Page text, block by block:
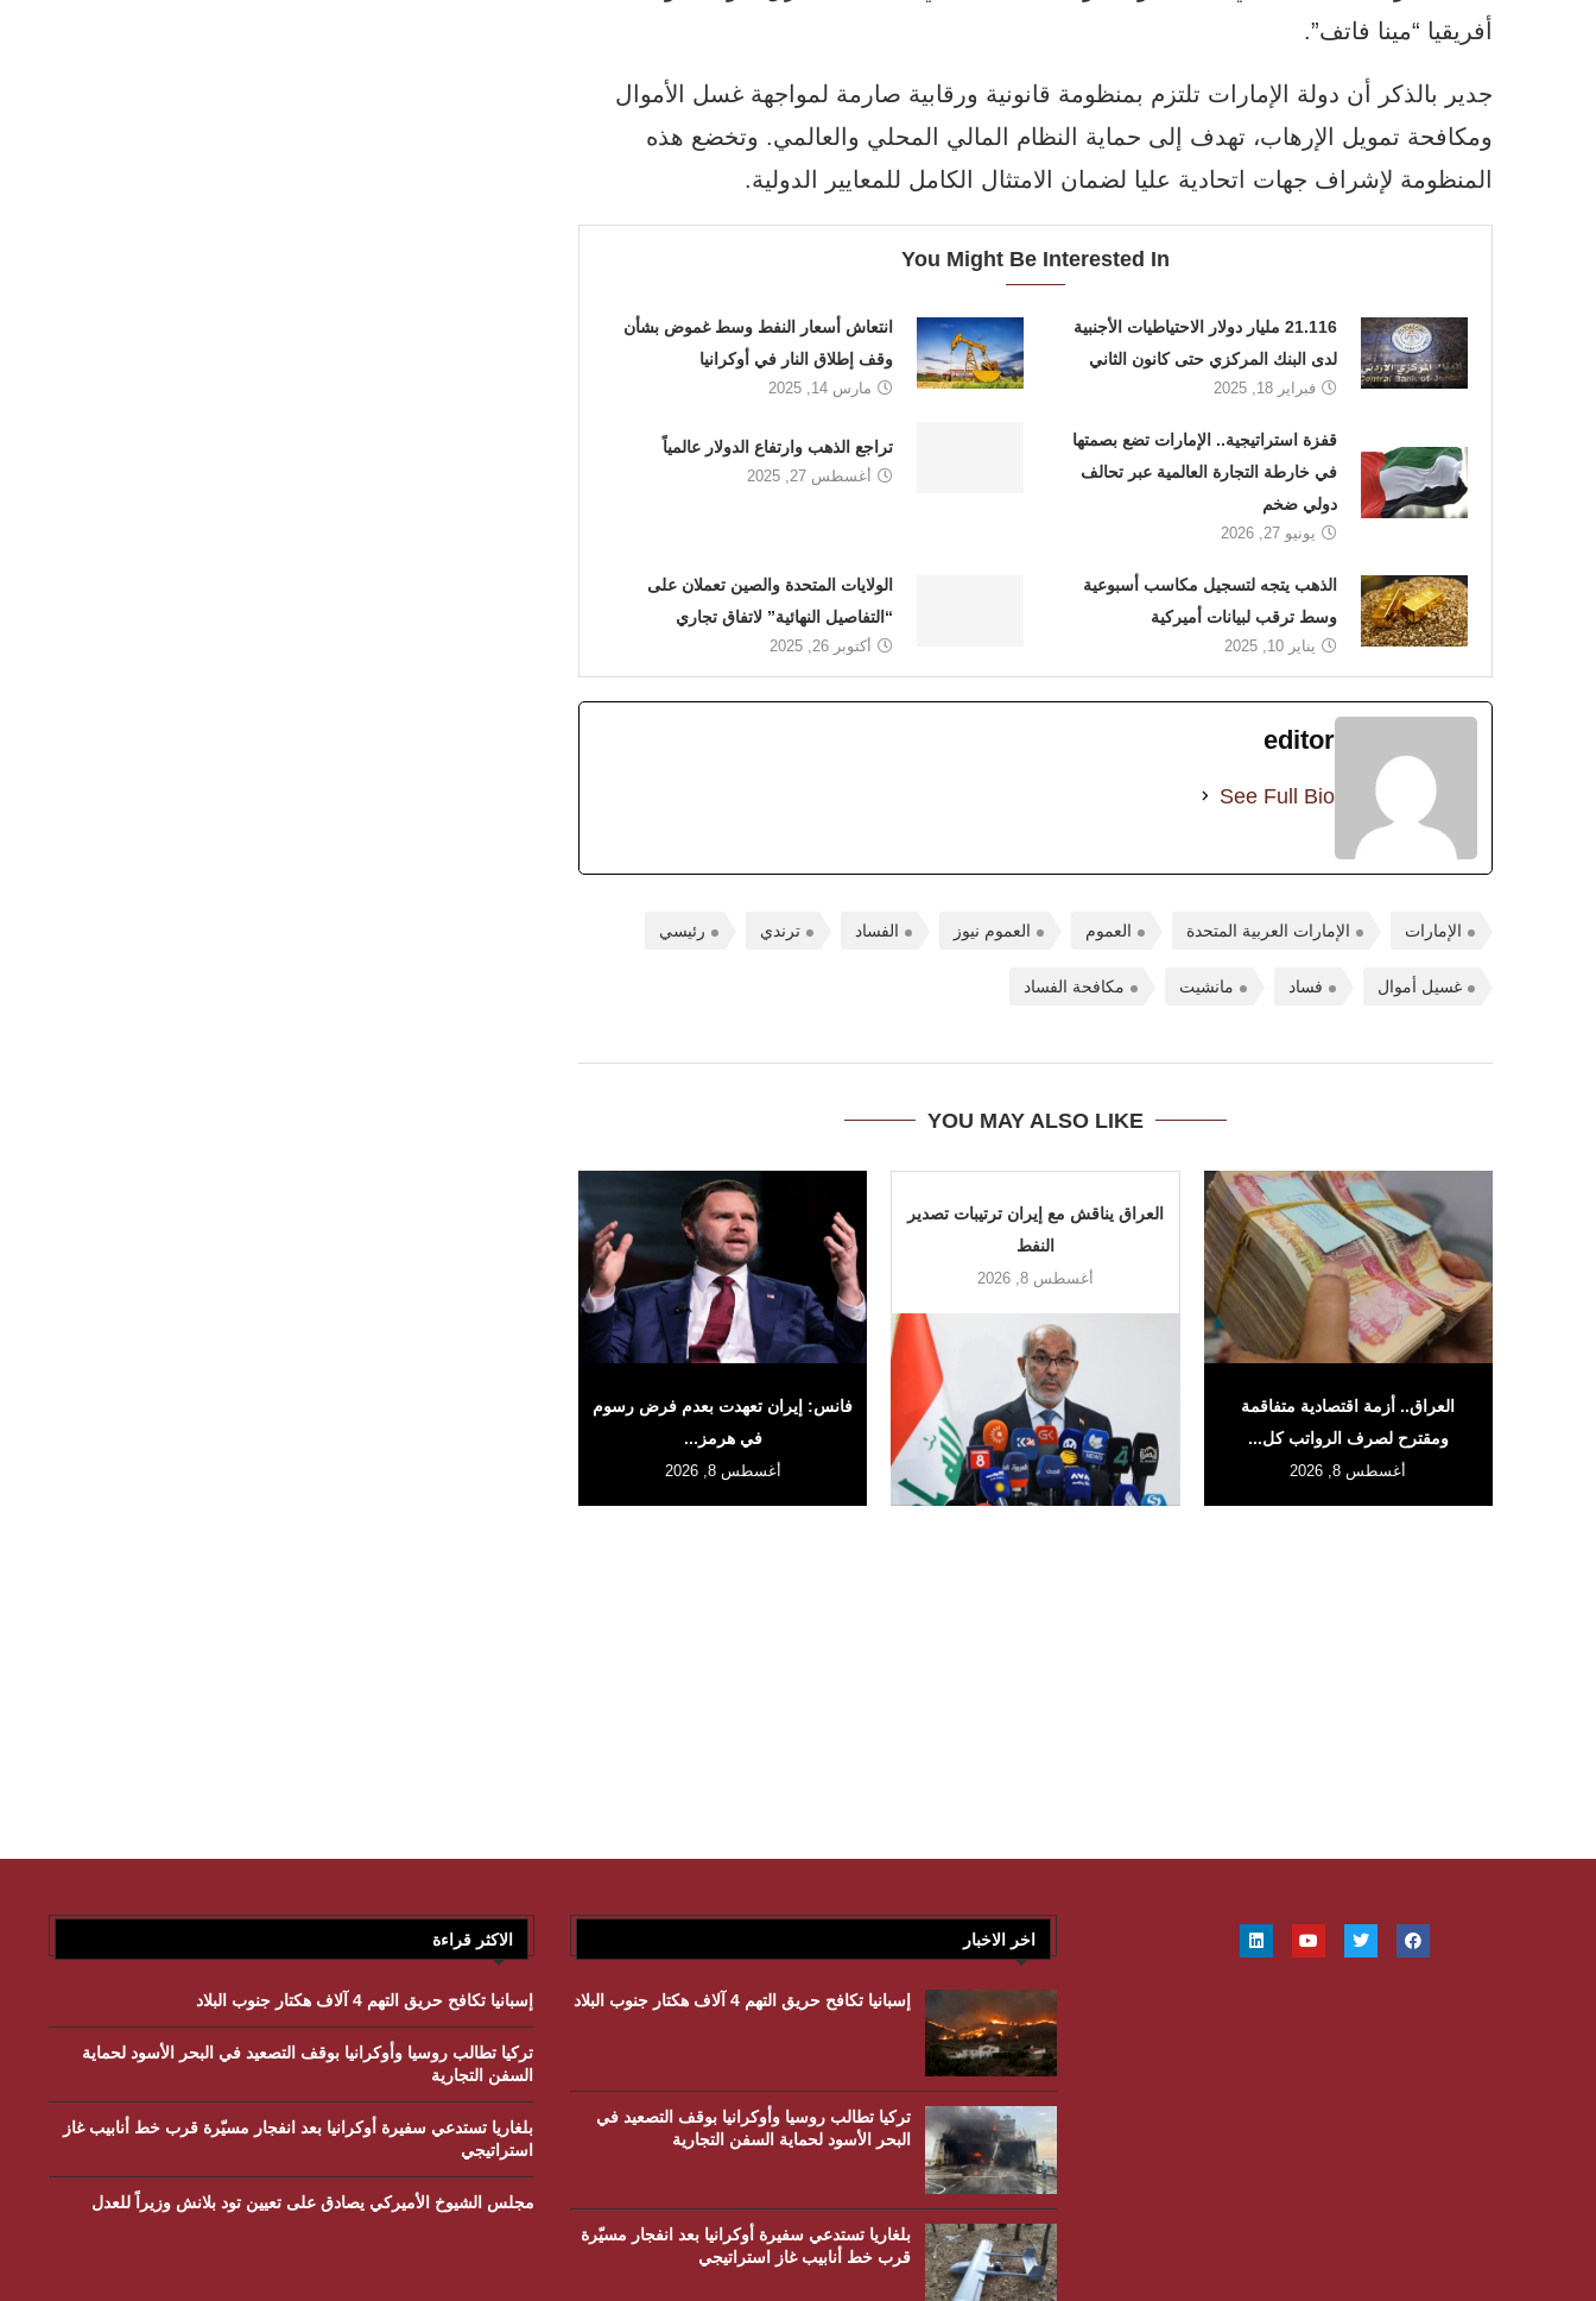
أفريقيا “مينا فاتف”.
جدير بالذكر أن دولة الإمارات تلتزم بمنظومة قانونية ورقابية صارمة لمواجهة غسل الأموال
ومكافحة تمويل الإرهاب، تهدف إلى حماية النظام المالي المحلي والعالمي. وتخضع هذه
المنظومة لإشراف جهات اتحادية عليا لضمان الامتثال الكامل للمعايير الدولية.
You Might Be Interested In
21.116 مليار دولار الاحتياطيات الأجنبية
لدى البنك المركزي حتى كانون الثاني
فبراير 18, 2025
انتعاش أسعار النفط وسط غموض بشأن
وقف إطلاق النار في أوكرانيا
مارس 14, 2025
قفزة استراتيجية.. الإمارات تضع بصمتها
في خارطة التجارة العالمية عبر تحالف
دولي ضخم
يونيو 27, 2026
تراجع الذهب وارتفاع الدولار عالمياً
أغسطس 27, 2025
الذهب يتجه لتسجيل مكاسب أسبوعية
وسط ترقب لبيانات أميركية
يناير 10, 2025
الولايات المتحدة والصين تعملان على
“التفاصيل النهائية” لاتفاق تجاري
أكتوبر 26, 2025
editor
See Full Bio
الإمارات الإمارات العربية المتحدة العموم العموم نيوز الفساد ترندي رئيسي
غسيل أموال فساد مانشيت مكافحة الفساد
YOU MAY ALSO LIKE
فانس: إيران تعهدت بعدم فرض رسوم
في هرمز...
أغسطس 8, 2026
العراق يناقش مع إيران ترتيبات تصدير
النفط
أغسطس 8, 2026
العراق.. أزمة اقتصادية متفاقمة
ومقترح لصرف الرواتب كل...
أغسطس 8, 2026
اخر الاخبار
إسبانيا تكافح حريق التهم 4 آلاف هكتار جنوب البلاد
تركيا تطالب روسيا وأوكرانيا بوقف التصعيد في
البحر الأسود لحماية السفن التجارية
بلغاريا تستدعي سفيرة أوكرانيا بعد انفجار مسيّرة
قرب خط أنابيب غاز استراتيجي
الاكثر قراءة
إسبانيا تكافح حريق التهم 4 آلاف هكتار جنوب البلاد
تركيا تطالب روسيا وأوكرانيا بوقف التصعيد في البحر الأسود لحماية
السفن التجارية
بلغاريا تستدعي سفيرة أوكرانيا بعد انفجار مسيّرة قرب خط أنابيب غاز
استراتيجي
مجلس الشيوخ الأميركي يصادق على تعيين تود بلانش وزيراً للعدل